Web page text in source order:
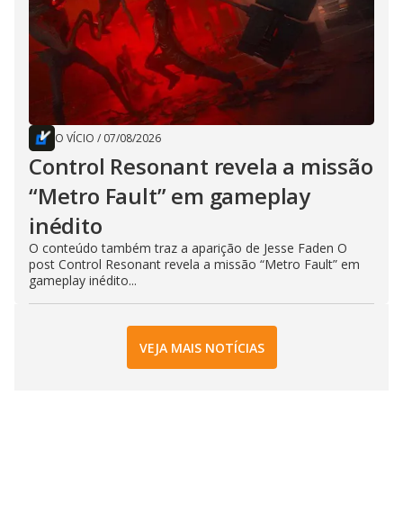
O VÍCIO / 07/08/2026
Control Resonant revela a missão
“Metro Fault” em gameplay
inédito
O conteúdo também traz a aparição de Jesse Faden O
post Control Resonant revela a missão “Metro Fault” em
gameplay inédito...
VEJA MAIS NOTÍCIAS